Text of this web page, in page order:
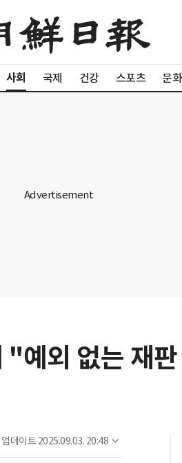
사회 국제 건강 스포츠 문
예외 없는 재
업데이트 2025.09.03. 20:48